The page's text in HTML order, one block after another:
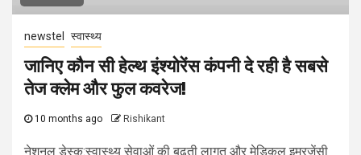
newstel स्वास्थ्य
जानिए कौन सी हेल्थ इंश्योरेंस कंपनी दे रही है सबसे
तेज क्लेम और फुल कवरेज!
10 months ago Rishikant
नेशनल डेस्क:स्वास्थ्य सेवाओं की बढ़ती लागत और मेडिकल इमरजेंसी